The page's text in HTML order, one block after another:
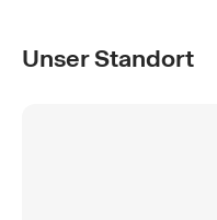
Unser Standort